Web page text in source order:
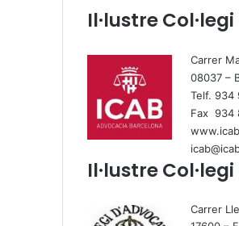
Il·lustre
Carrer
08037 –
Telf. 934
Fax 934
Il·lustre
Carrer